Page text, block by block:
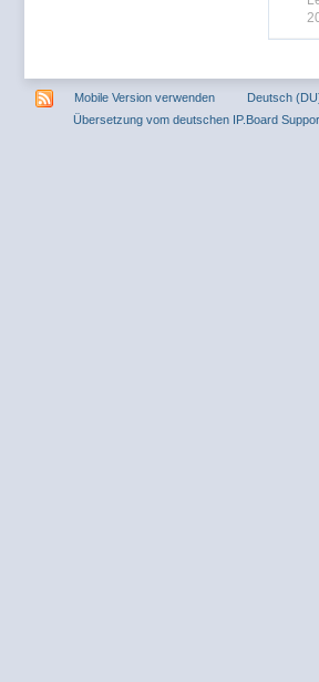
Mobile Version verwenden Deutsch
Übersetzung vom deutschen IP.Board